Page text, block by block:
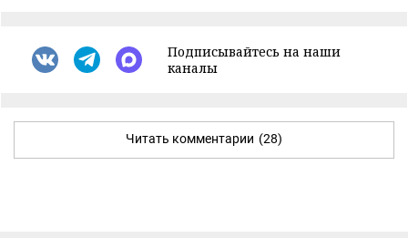
Подписывайтесь на наши
каналы
Читать комментарии (28)